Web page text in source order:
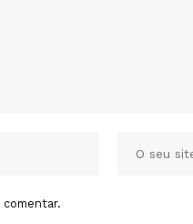
comentar.